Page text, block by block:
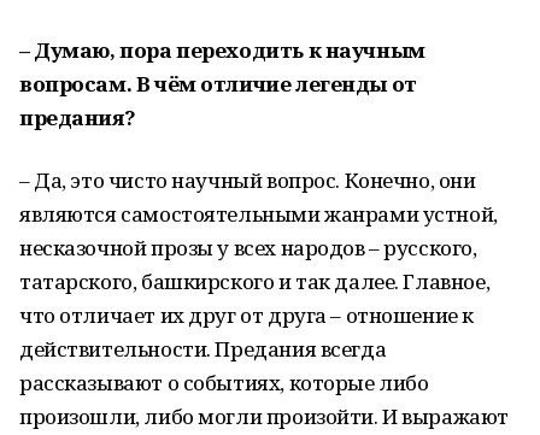
– Думаю, пора переходить к научным
вопросам. В чём отличие легенды от
предания?
– Да, это чисто научный вопрос. Конечно, они
являются самостоятельными жанрами устной,
несказочной прозы у всех народов – русского,
татарского, башкирского и так далее. Главное,
что отличает их друг от друга – отношение к
действительности. Предания всегда
рассказывают о событиях, которые либо
произошли, либо могли произойти. И выражают